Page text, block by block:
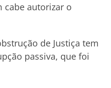
cabe autorizar o
de Justiça tem
passiva, que foi